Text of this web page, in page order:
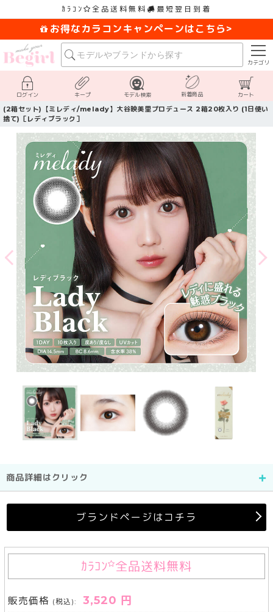
ｶﾗｺﾝ 全品送料無料 最短翌日到着
お得なカラコンキャンペーンはこちら>
カテゴリ
ログイン キープ モデル検索 新着商品 カート
(2箱セット)【ミレディ/melady】大谷映美里プロデュース 2箱20枚入り (1日使い
捨て)［レディブラック］
商品詳細はクリック
ブランドページはコチラ
ｶﾗｺﾝ 全品送料無料
販売価格 (税込): 3,520 円